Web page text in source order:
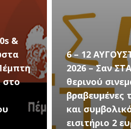
του
με 7
Ο Sidarta
στην
για την
συναυλία του
Καλοκαιριού
Τρίτη 18